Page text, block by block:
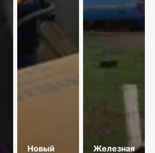
Новый Железная